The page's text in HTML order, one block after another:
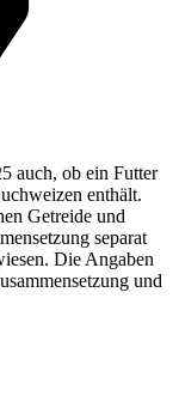
auch, ob ein Futter
enthält.
Getreide und
separat
Die Angaben
und